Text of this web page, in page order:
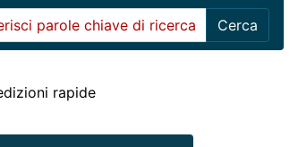
Cerca
rapide